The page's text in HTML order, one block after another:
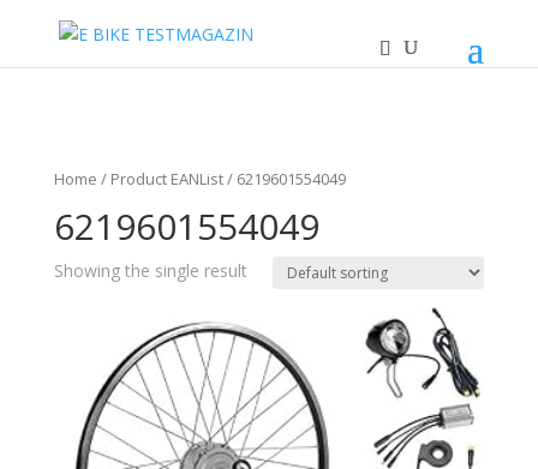
Home / Product EANList / 6219601554049
6219601554049
Showing the single result